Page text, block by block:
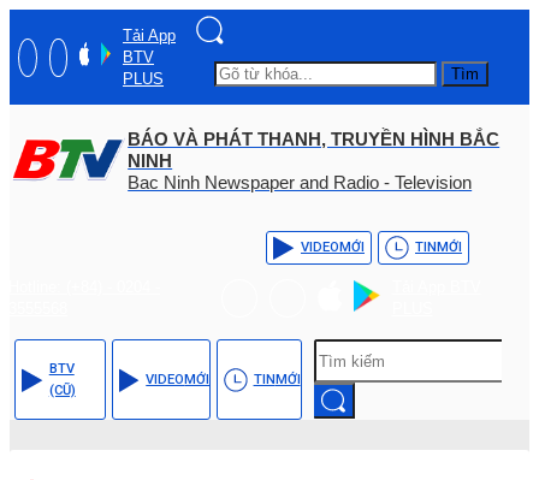
Tải App
BTV
PLUS
Tìm
BÁO VÀ PHÁT THANH, TRUYỀN HÌNH BẮC
NINH
Bac Ninh Newspaper and Radio - Television
VIDEOMỚI TINMỚI
BTV
(CŨ)
VIDEOMỚI TINMỚI